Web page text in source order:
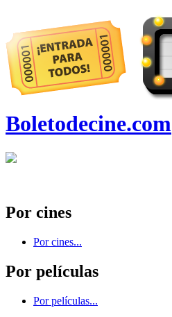
Boletodecine.com
Por cines
Por cines...
Por películas
Por películas...